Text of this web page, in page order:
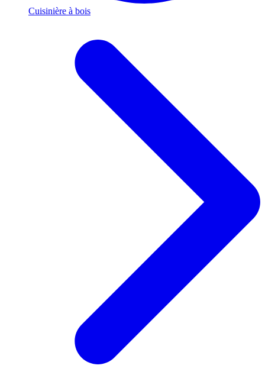
Cuisinière à bois